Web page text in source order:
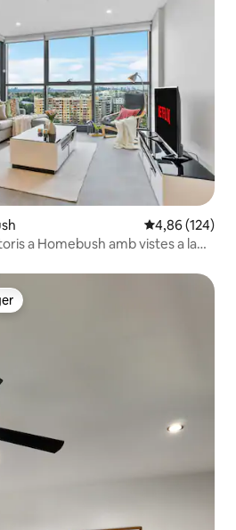
4,86 de
4,86 (124)
a Homebush amb vistes a la